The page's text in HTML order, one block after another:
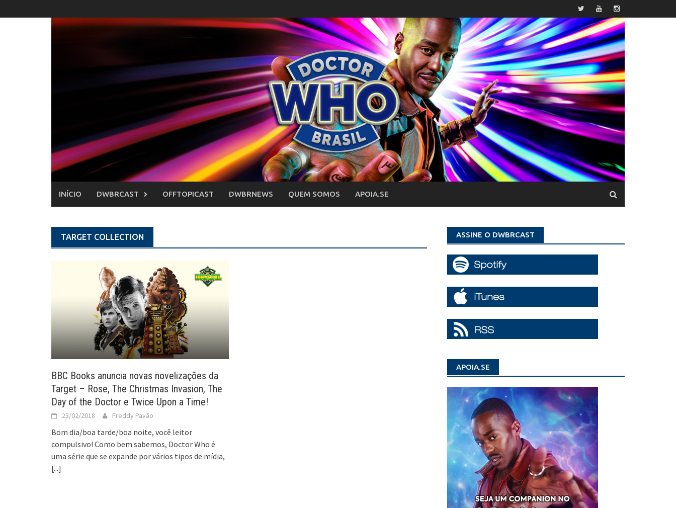
to
INÍCIO DWBRCAST OFFTOPICAST DWBRNEWS QUEM SOMOS APOIA.SE
TARGET COLLECTION
BBC Books anuncia novas novelizações da
Target – Rose, The Christmas Invasion, The
Day of the Doctor e Twice Upon a Time!
23/02/2018 Freddy Pavão
Bom dia/boa tarde/boa noite, você leitor
compulsivo! Como bem sabemos, Doctor Who é
uma série que se expande por vários tipos de mídia,
[...]
ASSINE O DWBRCAST
APOIA.SE